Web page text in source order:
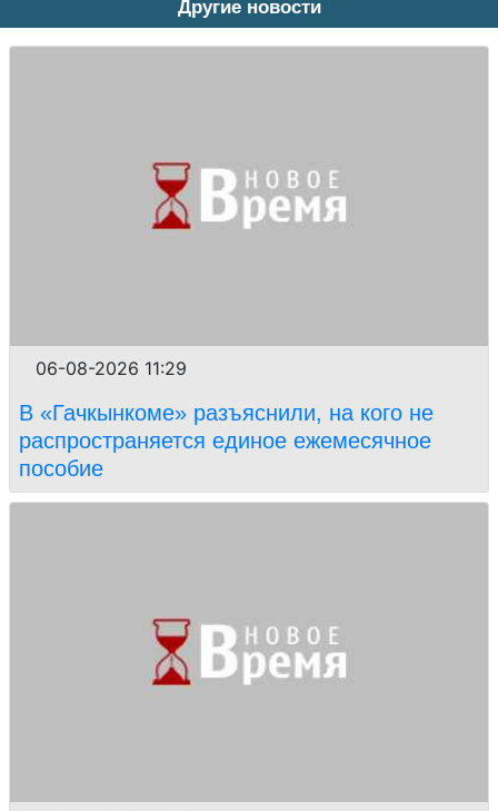
Другие новости
06-08-2026 11:29
В «Гачкынкоме» разъяснили, на кого не
распространяется единое ежемесячное
пособие